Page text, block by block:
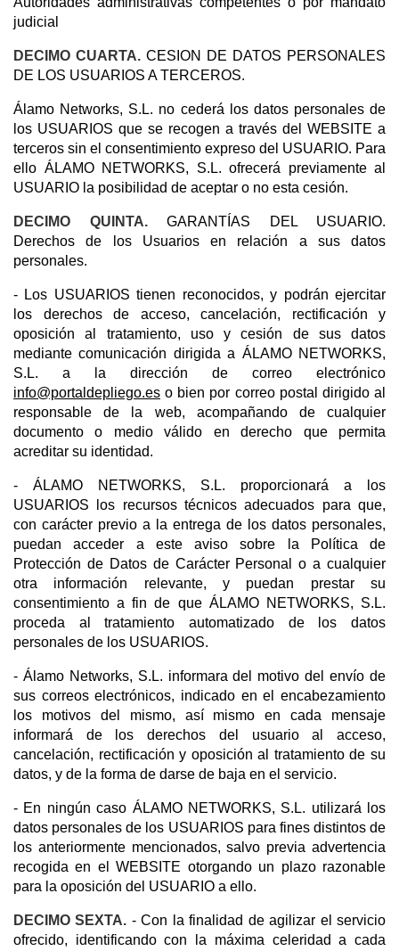
judicial
DECIMO CUARTA. CESION DE DATOS PERSONALES
DE LOS USUARIOS A TERCEROS.
Álamo Networks, S.L. no cederá los datos personales de
los USUARIOS que se recogen a través del WEBSITE a
terceros sin el consentimiento expreso del USUARIO. Para
ello ÁLAMO NETWORKS, S.L. ofrecerá previamente al
USUARIO la posibilidad de aceptar o no esta cesión.
DECIMO QUINTA. GARANTÍAS DEL USUARIO.
Derechos de los Usuarios en relación a sus datos
personales.
- Los USUARIOS tienen reconocidos, y podrán ejercitar
los derechos de acceso, cancelación, rectificación y
oposición al tratamiento, uso y cesión de sus datos
mediante comunicación dirigida a ÁLAMO NETWORKS,
S.L. a la dirección de correo electrónico
info@portaldepliego.es o bien por correo postal dirigido al
responsable de la web, acompañando de cualquier
documento o medio válido en derecho que permita
acreditar su identidad.
- ÁLAMO NETWORKS, S.L. proporcionará a los
USUARIOS los recursos técnicos adecuados para que,
con carácter previo a la entrega de los datos personales,
puedan acceder a este aviso sobre la Política de
Protección de Datos de Carácter Personal o a cualquier
otra información relevante, y puedan prestar su
consentimiento a fin de que ÁLAMO NETWORKS, S.L.
proceda al tratamiento automatizado de los datos
personales de los USUARIOS.
- Álamo Networks, S.L. informara del motivo del envío de
sus correos electrónicos, indicado en el encabezamiento
los motivos del mismo, así mismo en cada mensaje
informará de los derechos del usuario al acceso,
cancelación, rectificación y oposición al tratamiento de su
datos, y de la forma de darse de baja en el servicio.
- En ningún caso ÁLAMO NETWORKS, S.L. utilizará los
datos personales de los USUARIOS para fines distintos de
los anteriormente mencionados, salvo previa advertencia
recogida en el WEBSITE otorgando un plazo razonable
para la oposición del USUARIO a ello.
DECIMO SEXTA. - Con la finalidad de agilizar el servicio
ofrecido, identificando con la máxima celeridad a cada